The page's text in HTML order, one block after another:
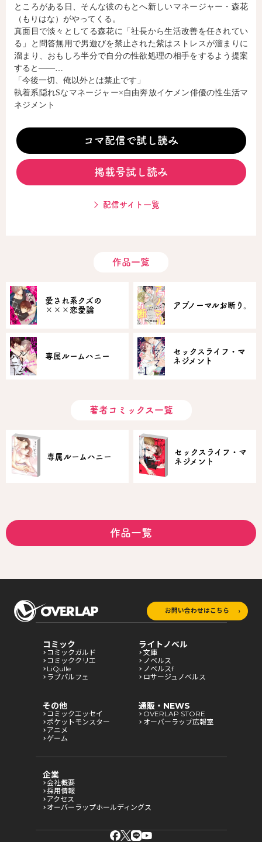
コミックパルフェ
コミックエッセイ
ところがある日、そんな彼のもとへ新しいマネージャー・森花
（もりはな）がやってくる。
真面目で淡々としてる森花に「社長から生活改善を任されてい
る」と問答無用で男遊びを禁止された紫はストレスが溜まりに
溜まり、おもしろ半分で自分の性欲処理の相手をするよう提案
すると――…
「今後一切、俺以外とは禁止です」
執着系隠れSなマネージャー×自由奔放イケメン俳優の性生活マ
ネジメント
コマ配信で試し読み
掲載号試し読み
配信サイト一覧
作品一覧
愛され系クズの
×××恋愛論
アブノーマルお断り。
専属ルームハニー
セックスライフ・マ
ネジメント
著者コミックス一覧
専属ルームハニー
セックスライフ・マ
ネジメント
作品一覧
お問い合わせはこちら
コミック
コミックガルド
コミッククリエ
LiQulle
ラブパルフェ
ライトノベル
文庫
ノベルス
ノベルスf
ロサージュノベルス
その他
コミックエッセイ
ポケットモンスター
アニメ
ゲーム
通販・NEWS
OVERLAP STORE
オーバーラップ広報室
企業
会社概要
採用情報
アクセス
オーバーラップホールディングス